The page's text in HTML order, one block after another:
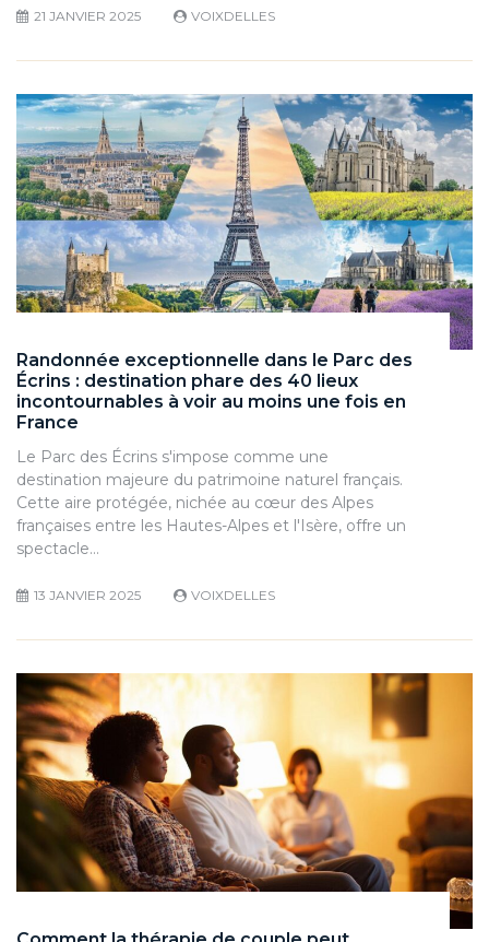
21 JANVIER 2025 VOIXDELLES
Randonnée exceptionnelle dans le Parc des
Écrins : destination phare des 40 lieux
incontournables à voir au moins une fois en
France
Le Parc des Écrins s'impose comme une
destination majeure du patrimoine naturel français.
Cette aire protégée, nichée au cœur des Alpes
françaises entre les Hautes-Alpes et l'Isère, offre un
spectacle…
13 JANVIER 2025 VOIXDELLES